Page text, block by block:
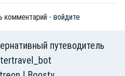
комментарий - войдите
путеводитель